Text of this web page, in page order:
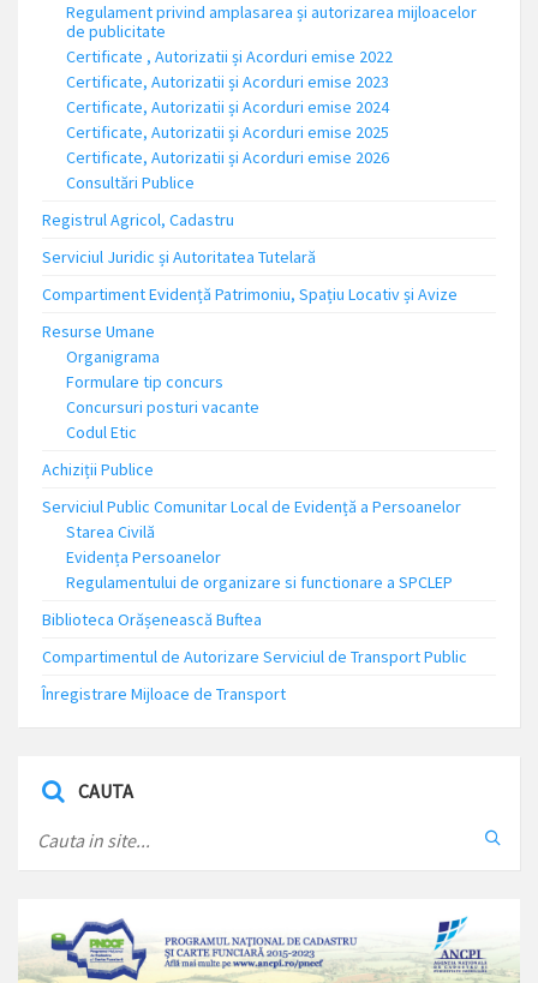
Regulament privind amplasarea și autorizarea mijloacelor
de publicitate
Certificate , Autorizatii și Acorduri emise 2022
Certificate, Autorizatii și Acorduri emise 2023
Certificate, Autorizatii și Acorduri emise 2024
Certificate, Autorizatii și Acorduri emise 2025
Certificate, Autorizatii și Acorduri emise 2026
Consultări Publice
Registrul Agricol, Cadastru
Serviciul Juridic și Autoritatea Tutelară
Compartiment Evidență Patrimoniu, Spațiu Locativ și Avize
Resurse Umane
Organigrama
Formulare tip concurs
Concursuri posturi vacante
Codul Etic
Achiziții Publice
Serviciul Public Comunitar Local de Evidență a Persoanelor
Starea Civilă
Evidența Persoanelor
Regulamentului de organizare si functionare a SPCLEP
Biblioteca Orășenească Buftea
Compartimentul de Autorizare Serviciul de Transport Public
Înregistrare Mijloace de Transport
CAUTA